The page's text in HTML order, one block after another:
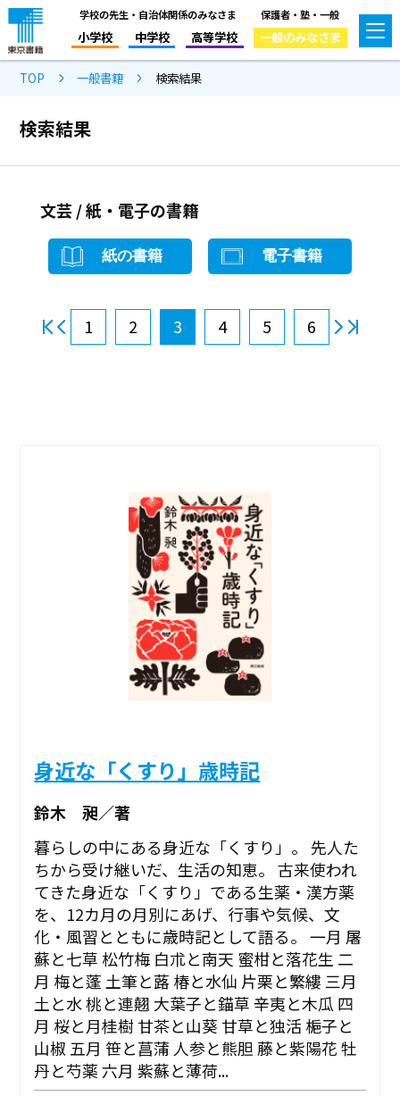
学校の先生・自治体関係のみなさま
小学校 中学校 高等学校
保護者・塾・一般
一般のみなさま
TOP 一般書籍 検索結果
検索結果
文芸 / 紙・電子の書籍
紙の書籍 電子書籍
1 2 3 4 5 6
身近な「くすり」歳時記
鈴木 昶／著
暮らしの中にある身近な「くすり」。 先人た
ちから受け継いだ、生活の知恵。 古来使われ
てきた身近な「くすり」である生薬・漢方薬
を、12カ月の月別にあげ、行事や気候、文
化・風習とともに歳時記として語る。 一月 屠
蘇と七草 松竹梅 白朮と南天 蜜柑と落花生 二
月 梅と蓬 土筆と蕗 椿と水仙 片栗と繁縷 三月
土と水 桃と連翹 大葉子と錨草 辛夷と木瓜 四
月 桜と月桂樹 甘茶と山葵 甘草と独活 梔子と
山椒 五月 笹と菖蒲 人参と熊胆 藤と紫陽花 牡
丹と芍薬 六月 紫蘇と薄荷...